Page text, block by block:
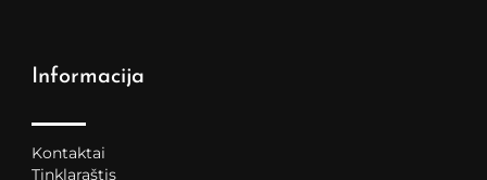
Informacija
Kontaktai
Tinklaraštis